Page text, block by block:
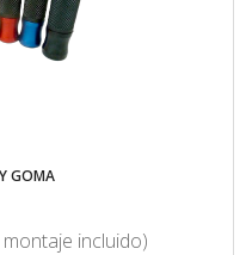
GOMA
incluido)